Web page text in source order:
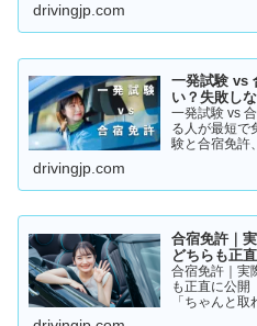
らに何回も
drivingjp.com
一発試験 vs
い？失敗し
一発試験 vs
る人が最短で
験と合宿免許
と、人によ
drivingjp.com
合宿免許｜
どちらも正
合宿免許｜実
も正直に公開
「ちゃんと